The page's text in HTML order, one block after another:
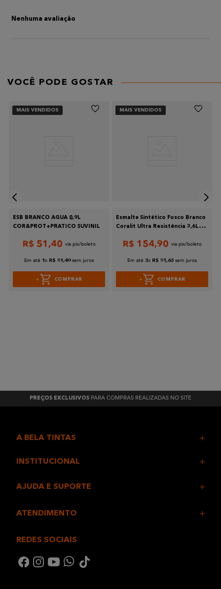
Endereço de email
Enviar avaliação
Nenhuma avaliação
VOCÊ PODE GOSTAR
MAIS VENDIDOS
ESB BRANCO AGUA 0,9L
COR&PROT+PRATICO SUVINIL
R$ 51 ,40
Em até 1 x R$ 51 ,40 sem juros
COMPRAR
MAIS VENDIDOS
Esmalte Sintético Fosco Branco
Coralit Ultra Resistência 3,6L
R$ 154,90
Em até 3x R$ 51 ,63 sem juros
COMPRAR
PREÇOS EXCLUSIVOS PARA COMPRAS REALIZADAS NO SITE
A BELA TINTAS
INSTITUCIONAL
AJUDA E SUPORTE
ATENDIMENTO
REDES SOCIAIS